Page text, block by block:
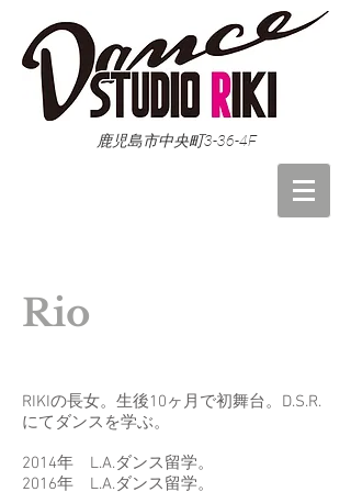
鹿児島市中央町3-36-4F
Rio
RIKIの長女。生後10ヶ月で初舞台。D.S.R.
にてダンスを学ぶ。
2014年 L.A.ダンス留学。
2016年 L.A.ダンス留学。